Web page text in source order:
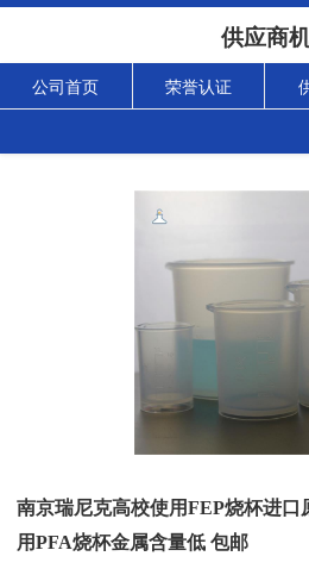
供应商
公司首页 荣誉认证
南京瑞尼克高校使用FEP烧杯进口
用PFA烧杯金属含量低 包邮